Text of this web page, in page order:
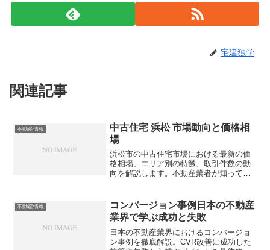
宅建独学
関連記事
不動産情報
中古住宅 浜松 市場動向と価格相
場
浜松市の中古住宅市場における最新の価
格相場、エリア別の特徴、取引件数の動
向を解説します。不動産業者が知ってお
不動産情報
コンバージョン事例日本の不動産
業界で学ぶ成功と失敗
日本の不動産業界におけるコンバージョ
ン事例を徹底解説。CVR改善に成功した